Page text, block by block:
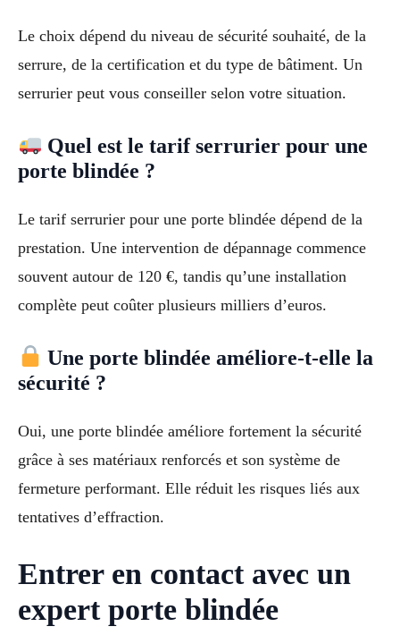
Le choix dépend du niveau de sécurité souhaité, de la
serrure, de la certification et du type de bâtiment. Un
serrurier peut vous conseiller selon votre situation.
Quel est le tarif serrurier pour une
porte blindée ?
Le tarif serrurier pour une porte blindée dépend de la
prestation. Une intervention de dépannage commence
souvent autour de 120 €, tandis qu’une installation
complète peut coûter plusieurs milliers d’euros.
Une porte blindée améliore-t-elle la
sécurité ?
Oui, une porte blindée améliore fortement la sécurité
grâce à ses matériaux renforcés et son système de
fermeture performant. Elle réduit les risques liés aux
tentatives d’effraction.
Entrer en contact avec un
expert porte blindée